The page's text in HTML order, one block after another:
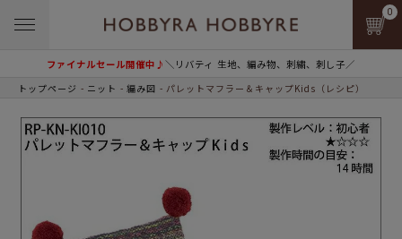
ファイナルセール開催中♪＼リバティ 生地、編み物、刺繍、刺し子／
0
トップページ ニット 編み図 パレットマフラー＆キャップKids（レシピ）